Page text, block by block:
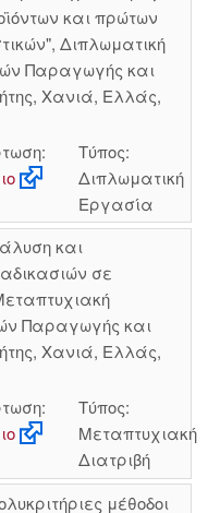
και πρώτων
Διπλωματική
Παραγωγής και
Χανιά, Ελλάς,
Τύπος:
Διπλωματική
Εργασία
και
σε
Παραγωγής και
Χανιά, Ελλάς,
Τύπος:
Μεταπτυχιακή
Διατριβή
μέθοδοι